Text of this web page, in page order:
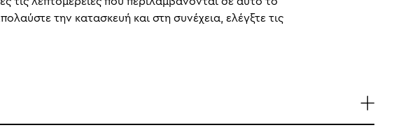
την κατασκευή και στη συνέχεια, ελέγξτε τις